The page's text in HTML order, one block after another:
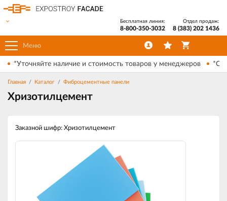
Меню
Бесплатная линия:
8-800-350-3032
Отдел продаж:
8 (383) 202 1436
*Уточняйте наличие и стоимость товаров у менеджеров
Главная Каталог Фиброцементные панели
Хризотилцемент
Заказной шифр: Хризотилцемент